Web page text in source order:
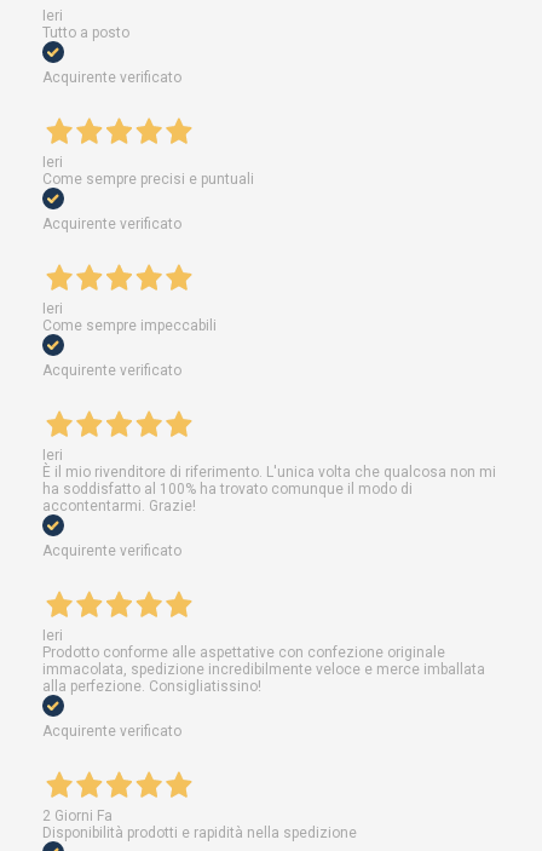
Ieri
Tutto a posto
Acquirente verificato
Ieri
Come sempre precisi e puntuali
Acquirente verificato
Ieri
Come sempre impeccabili
Acquirente verificato
Ieri
È il mio rivenditore di riferimento. L'unica volta che qualcosa non mi
ha soddisfatto al 100% ha trovato comunque il modo di
accontentarmi. Grazie!
Acquirente verificato
Ieri
Prodotto conforme alle aspettative con confezione originale
immacolata, spedizione incredibilmente veloce e merce imballata
alla perfezione. Consigliatissino!
Acquirente verificato
2 Giorni Fa
Disponibilità prodotti e rapidità nella spedizione